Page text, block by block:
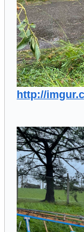
http://